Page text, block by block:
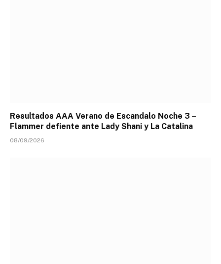
Resultados AAA Verano de Escandalo Noche 3 –
Flammer defiente ante Lady Shani y La Catalina
08/09/2026